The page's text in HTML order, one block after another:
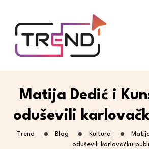
Matija Dedić i
oduševili
Trend Blog Kultura
oduševili karlovačku